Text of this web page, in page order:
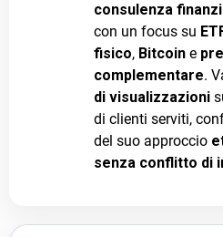
consulenza
con un focus su
fisico, Bitcoin e
complementare.
di visualizzazioni
di clienti serviti,
del suo approccio
senza conflitto di